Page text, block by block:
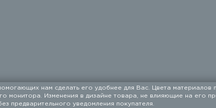
с 1994 года.
нам сделать его удобнее для Вас. Цвета материалов
монитора. Изменения в дизайне товара, не влияющие на его
предварительного уведомления покупателя.